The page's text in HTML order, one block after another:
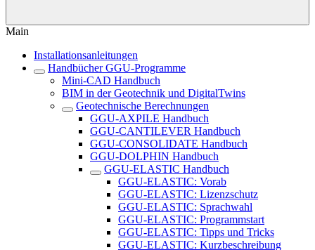
Main
Installationsanleitungen
Handbücher GGU-Programme
Mini-CAD Handbuch
BIM in der Geotechnik und DigitalTwins
Geotechnische Berechnungen
GGU-AXPILE Handbuch
GGU-CANTILEVER Handbuch
GGU-CONSOLIDATE Handbuch
GGU-DOLPHIN Handbuch
GGU-ELASTIC Handbuch
GGU-ELASTIC: Vorab
GGU-ELASTIC: Lizenzschutz
GGU-ELASTIC: Sprachwahl
GGU-ELASTIC: Programmstart
GGU-ELASTIC: Tipps und Tricks
GGU-ELASTIC: Kurzbeschreibung